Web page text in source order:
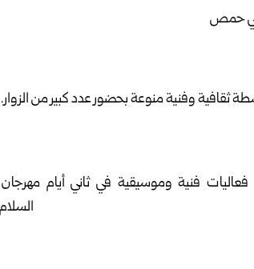
ثقافية وفنية منوعة بحضور عدد كبير من الزوار.